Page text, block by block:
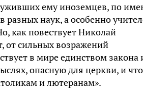
ему иноземцев, по
наук, а особенно
как повествует Николай
от сильных возражений
в мире единством закона
опасную для церкви, и
и лютеранам».